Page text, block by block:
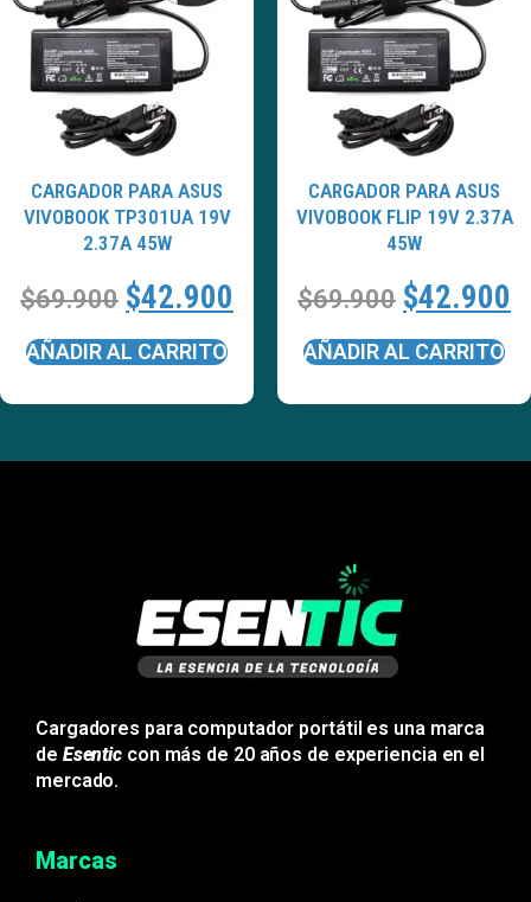
CARGADOR PARA ASUS
VIVOBOOK TP301UA 19V
2.37A 45W
$69.900 $42.900
AÑADIR AL CARRITO
CARGADOR PARA ASUS
VIVOBOOK FLIP 19V 2.37A
45W
$69.900 $42.900
AÑADIR AL CARRITO
Cargadores para computador portátil es una marca
de Esentic con más de 20 años de experiencia en el
mercado.
Marcas